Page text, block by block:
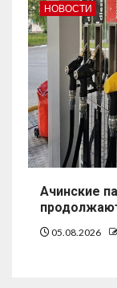
НОВОСТИ
Ачинские
05.08.2026